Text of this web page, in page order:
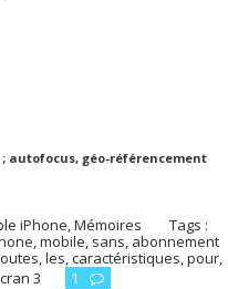
; autofocus, géo-référencement
iPhone,Mémoires
Tags :
,mobile, sans, abonnement
,les,caractéristiques,pour,
3 1